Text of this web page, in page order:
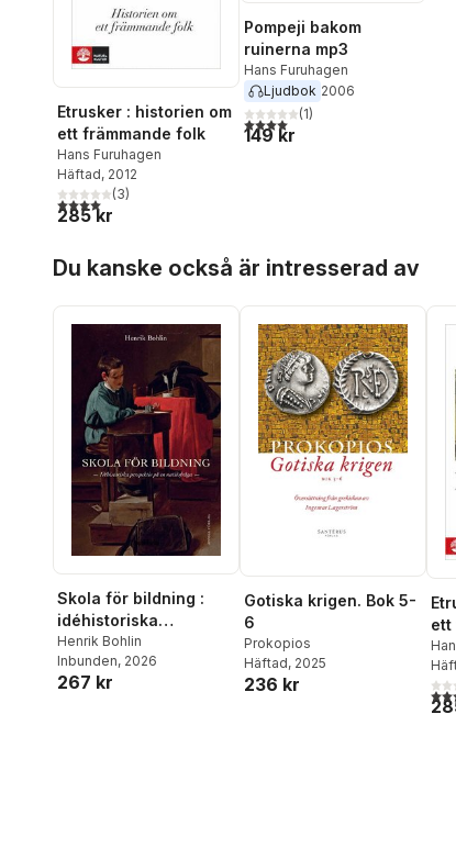
Etrusker : historien om
ett främmande folk
Hans Furuhagen
Häftad, 2012
4,0utav 5 stjärnor. Totalt antal röster:
(3)
285 kr
Pompeji bakom
ruinerna mp3
Hans Furuhagen
Ljudbok 2006
4,0utav 5 stjärnor. Totalt antal
(1)
149 kr
Du kanske också är intresserad av
Skola för bildning :
idéhistoriska
perspektiv på en
nutidsfråga
Henrik Bohlin
Inbunden, 2026
267 kr
Gotiska krigen. Bok 5-
6
Prokopios
Häftad, 2025
236 kr
ett
4,0